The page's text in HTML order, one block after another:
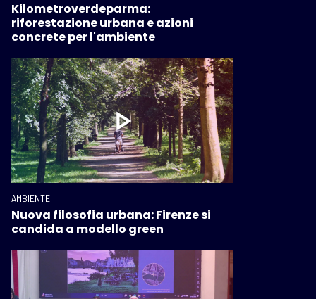
Kilometroverdeparma:
riforestazione urbana e azioni
concrete per l'ambiente
AMBIENTE
Nuova filosofia urbana: Firenze si
candida a modello green